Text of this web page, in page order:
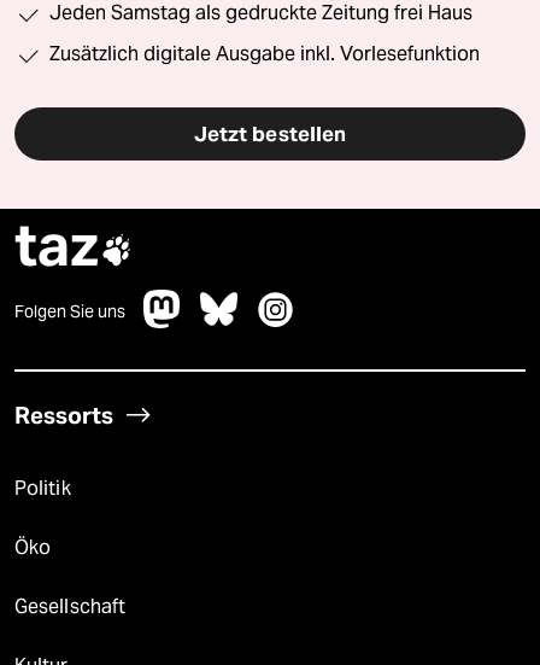
Jeden Samstag als gedruckte Zeitung frei Haus
Zusätzlich digitale Ausgabe inkl. Vorlesefunktion
Jetzt bestellen
taz
Folgen Sie uns
Ressorts
Politik
Öko
Gesellschaft